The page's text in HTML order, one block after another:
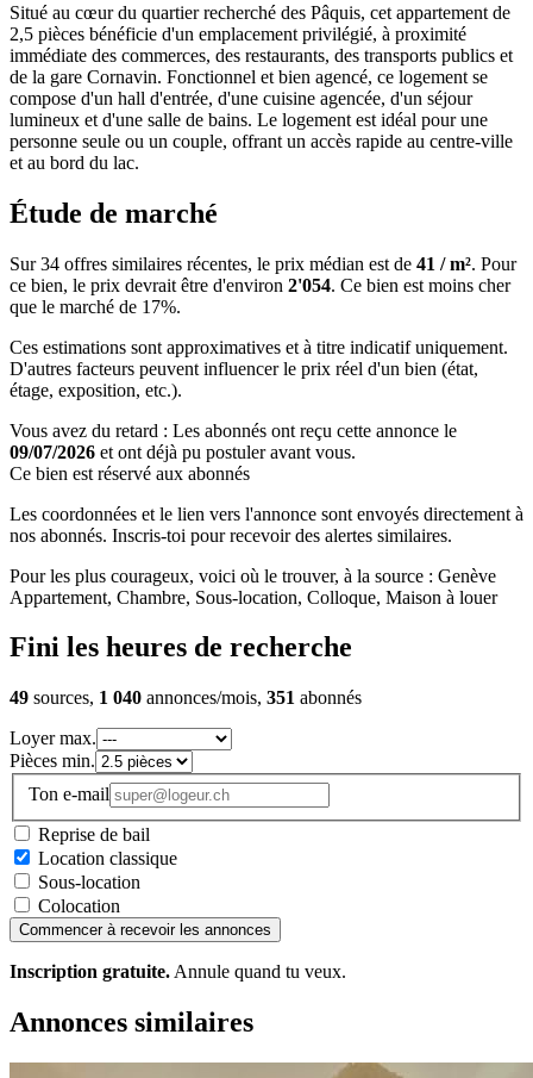
Situé au cœur du quartier recherché des Pâquis, cet appartement de
2,5 pièces bénéficie d'un emplacement privilégié, à proximité
immédiate des commerces, des restaurants, des transports publics et
de la gare Cornavin. Fonctionnel et bien agencé, ce logement se
compose d'un hall d'entrée, d'une cuisine agencée, d'un séjour
lumineux et d'une salle de bains. Le logement est idéal pour une
personne seule ou un couple, offrant un accès rapide au centre-ville
et au bord du lac.
Étude de marché
Sur 34 offres similaires récentes, le prix médian est de 41 / m². Pour
ce bien, le prix devrait être d'environ 2'054. Ce bien est moins cher
que le marché de 17%.
Ces estimations sont approximatives et à titre indicatif uniquement.
D'autres facteurs peuvent influencer le prix réel d'un bien (état,
étage, exposition, etc.).
Vous avez du retard : Les abonnés ont reçu cette annonce le
09/07/2026 et ont déjà pu postuler avant vous.
Ce bien est réservé aux abonnés
Les coordonnées et le lien vers l'annonce sont envoyés directement à
nos abonnés. Inscris-toi pour recevoir des alertes similaires.
Pour les plus courageux, voici où le trouver, à la source : Genève
Appartement, Chambre, Sous-location, Colloque, Maison à louer
Fini les heures de recherche
49 sources, 1 040 annonces/mois, 351 abonnés
Loyer max.
Pièces min.
Ton e-mail
Reprise de bail
Location classique
Sous-location
Colocation
Commencer à recevoir les annonces
Inscription gratuite. Annule quand tu veux.
Annonces similaires